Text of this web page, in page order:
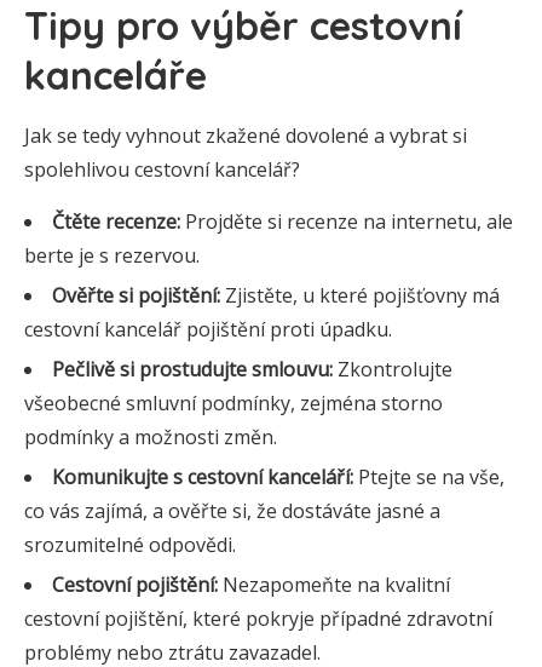
Tipy pro výběr cestovní
kanceláře
Jak se tedy vyhnout zkažené dovolené a vybrat si
spolehlivou cestovní kancelář?
Čtěte recenze: Projděte si recenze na internetu, ale
berte je s rezervou.
Ověřte si pojištění: Zjistěte, u které pojišťovny má
cestovní kancelář pojištění proti úpadku.
Pečlivě si prostudujte smlouvu: Zkontrolujte
všeobecné smluvní podmínky, zejména storno
podmínky a možnosti změn.
Komunikujte s cestovní kanceláří: Ptejte se na vše,
co vás zajímá, a ověřte si, že dostáváte jasné a
srozumitelné odpovědi.
Cestovní pojištění: Nezapomeňte na kvalitní
cestovní pojištění, které pokryje případné zdravotní
problémy nebo ztrátu zavazadel.